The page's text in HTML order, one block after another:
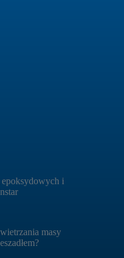
i
masy